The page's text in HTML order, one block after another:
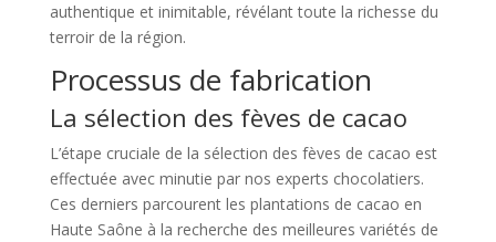
authentique et inimitable, révélant toute la richesse du
terroir de la région.
Processus de fabrication
La sélection des fèves de cacao
L’étape cruciale de la sélection des fèves de cacao est
effectuée avec minutie par nos experts chocolatiers.
Ces derniers parcourent les plantations de cacao en
Haute Saône à la recherche des meilleures variétés de